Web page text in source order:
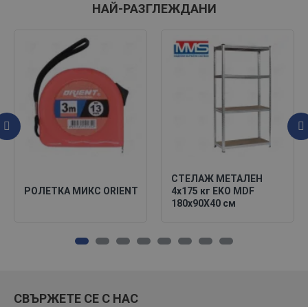
НАЙ-РАЗГЛЕЖДАНИ
РОЛЕТКА МИКС ORIENT
СТЕЛАЖ МЕТАЛЕН
4х175 кг EKO MDF
180х90X40 см
СВЪРЖЕТЕ СЕ С НАС